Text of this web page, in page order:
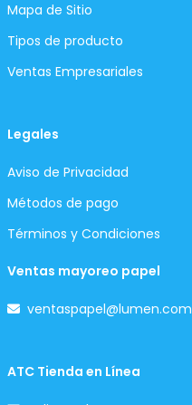
Mapa de Sitio
Tipos de producto
Ventas Empresariales
Legales
Aviso de Privacidad
Métodos de pago
Términos y Condiciones
Ventas mayoreo papel
ventaspapel@lumen.com
ATC Tienda en Línea